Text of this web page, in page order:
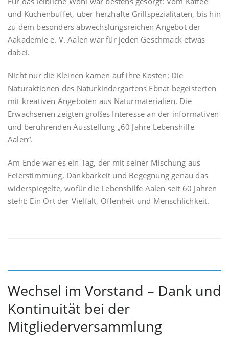
und Kuchenbuffet, über herzhafte Grillspezialitäten, bis hin
zu dem besonders abwechslungsreichen Angebot der
Aakademie e. V. Aalen war für jeden Geschmack etwas
dabei.
Nicht nur die Kleinen kamen auf ihre Kosten: Die
Naturaktionen des Naturkindergartens Ebnat begeisterten
mit kreativen Angeboten aus Naturmaterialien. Die
Erwachsenen zeigten großes Interesse an der informativen
und berührenden Ausstellung „60 Jahre Lebenshilfe
Aalen“.
Am Ende war es ein Tag, der mit seiner Mischung aus
Feierstimmung, Dankbarkeit und Begegnung genau das
widerspiegelte, wofür die Lebenshilfe Aalen seit 60 Jahren
steht: Ein Ort der Vielfalt, Offenheit und Menschlichkeit.
Wechsel im Vorstand – Dank und
Kontinuität bei der
Mitgliederversammlung